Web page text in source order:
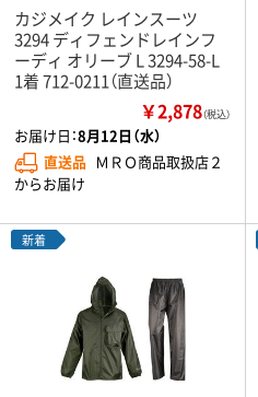
カジメイク レインスーツ
3294 ディフェンドレインフ
ーディ オリーブ L 3294-58-L
1着 712-0211（直送品）
￥2,878（税込）
お届け日：8月12日（水）
直送品 ＭＲＯ商品取扱店２
からお届け
新着